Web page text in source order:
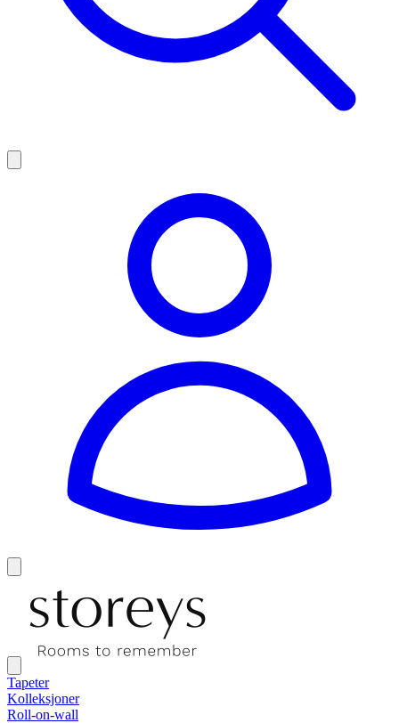
Tapeter
Kolleksjoner
Roll-on-wall